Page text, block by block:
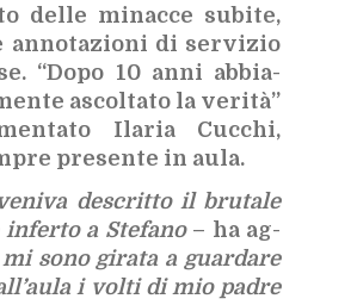
del­le mi­nac­ce su­bi­te,
an­no­ta­zio­ni di ser­vi­zio
“Dopo 10 anni ab­bia­
ascol­ta­to la ve­ri­tà”
Ila­ria Cuc­chi,
pre­sen­te in aula.
de­scrit­to il bru­ta­le
in­fer­to a Ste­fa­no– ha ag­
mi sono gi­ra­ta a guar­da­re
i vol­ti di mio pa­dre